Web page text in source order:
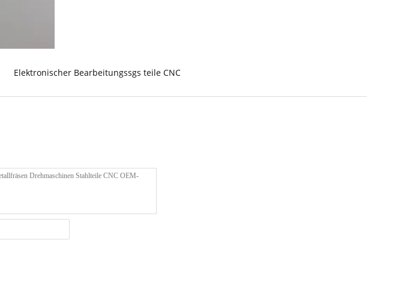
Elektronischer Bearbeitungssgs teile CNC